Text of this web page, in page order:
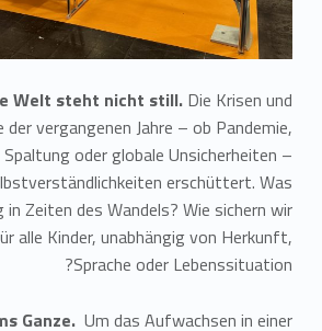
Welt steht nicht still. Die Krisen und
der vergangenen Jahre – ob Pandemie,
oder globale Unsicherheiten –
erschüttert. Was
Zeiten des Wandels? Wie sichern wir
alle Kinder, unabhängig von Herkunft,
Sprache oder Lebenssituation?
Ganze. Um das Aufwachsen in einer